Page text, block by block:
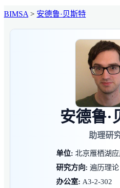
BIMSA > 安德鲁·贝斯特
安德鲁·
助理研
单位: 北京雁栖湖
研究方向: 遍历理论
办公室: A3-2-302